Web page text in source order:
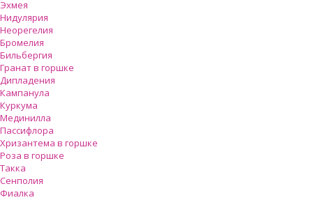
Эхмея
Нидулярия
Неорегелия
Бромелия
Бильбергия
Гранат в горшке
Дипладения
Кампанула
Куркума
Мединилла
Пассифлора
Хризантема в горшке
Роза в горшке
Такка
Сенполия
Фиалка